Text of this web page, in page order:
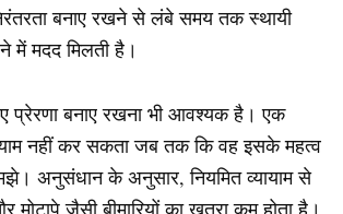
बनाए रखने से लंबे समय तक स्थायी
में मदद मिलती है।
प्रेरणा बनाए रखना भी आवश्यक है। एक
नहीं कर सकता जब तक कि वह इसके महत्व
अनुसंधान के अनुसार, नियमित व्यायाम से
जैसी बीमारियों का खतरा कम होता है।